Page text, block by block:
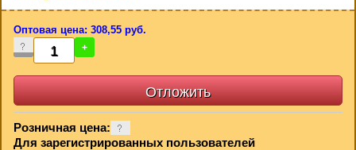
Оптовая цена: 308,55 руб.
- +
Розничная цена:
Для зарегистрированных пользователей